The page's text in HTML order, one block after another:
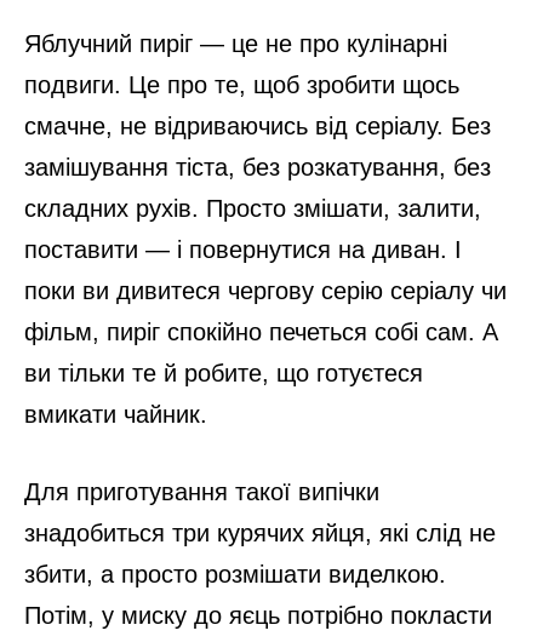
Яблучний пиріг — це не про кулінарні
подвиги. Це про те, щоб зробити щось
смачне, не відриваючись від серіалу. Без
замішування тіста, без розкатування, без
складних рухів. Просто змішати, залити,
поставити — і повернутися на диван. І
поки ви дивитеся чергову серію серіалу чи
фільм, пиріг спокійно печеться собі сам. А
ви тільки те й робите, що готуєтеся
вмикати чайник.
Для приготування такої випічки
знадобиться три курячих яйця, які слід не
збити, а просто розмішати виделкою.
Потім, у миску до яєць потрібно покласти